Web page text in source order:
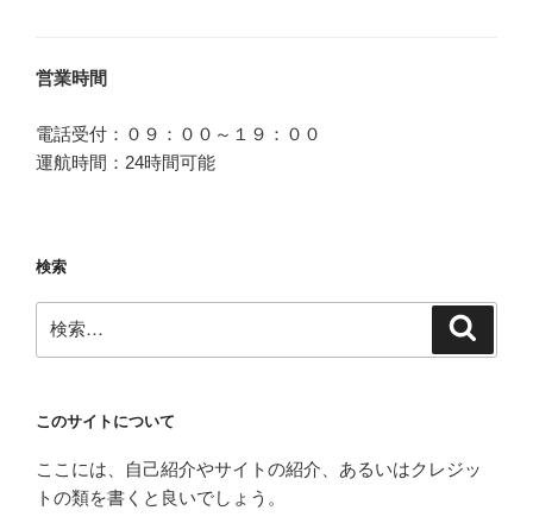
営業時間
電話受付：０９：００～１９：００
運航時間：24時間可能
検索
索:
このサイトについて
ここには、自己紹介やサイトの紹介、あるいはクレジッ
トの類を書くと良いでしょう。